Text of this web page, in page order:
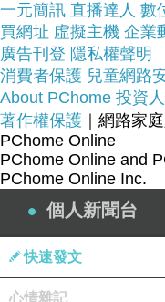
品號：2642788
原廠公司貨
缺水肌膚日常保濕(
一元簡訊 直播達人 數
買網址 虛擬主機 企業
廣告刊登 隱私權聲明
消費者保護 兒童網路
About PChome 投資
著作權保護 ｜網路家
PChome Online
PChome Online and
PChome Online Inc.
個人新聞台
快速發文
心情雜記